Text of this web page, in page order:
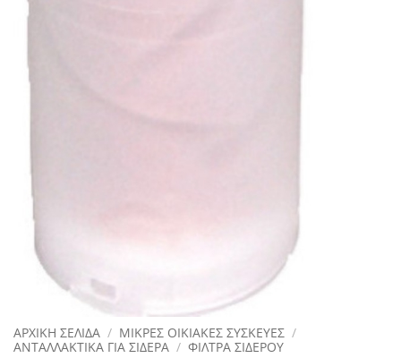
ΑΡΧΙΚΉ ΣΕΛΊΔΑ / ΜΙΚΡΈΣ ΟΙΚΙΑΚΈΣ ΣΥΣΚΕΥΈΣ /
ΑΝΤΑΛΛΑΚΤΙΚΆ ΓΙΑ ΣΊΔΕΡΑ / ΦΊΛΤΡΑ ΣΊΔΕΡΟΥ